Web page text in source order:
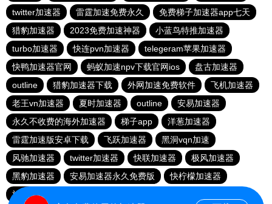
twitter加速器
雷霆加速免费永久
免费梯子加速器app七天
猎豹加速器
2023免费加速神器
小蓝鸟特推加速器
turbo加速器
快连pvn加速器
telegeram苹果加速器
快鸭加速器官网
蚂蚁加速npv下载官网ios
盘古加速器
outline
猎豹加速器下载 外网加速免费软件
飞机加速器
老王vn加速器
夏时加速器 outline
安易加速器
永久不收费的海外加速器
梯子app
洋葱加速器
雷霆加速版安卓下载
飞跃加速器
黑洞vqn加速
风驰加速器
twitter加速器 快联加速器
极风加速器
黑豹加速器
安易加速器永久免费版
快柠檬加速器
旋风加速度器